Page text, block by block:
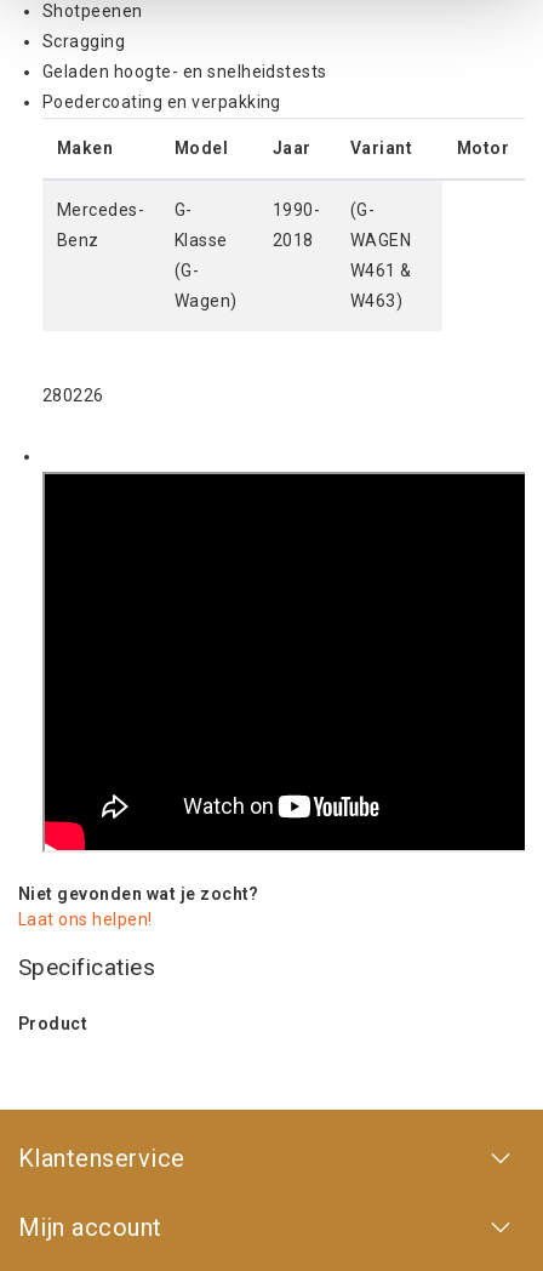
Shotpeenen
Scragging
Geladen hoogte- en snelheidstests
Poedercoating en verpakking
Maken Model Jaar Variant Motor
Mercedes-
Benz
G-
Klasse
(G-
Wagen)
1990-
2018
(G-
WAGEN
W461 &
W463)
280226
Niet gevonden wat je zocht?
Laat ons helpen!
Specificaties
Product
Klantenservice
Mijn account